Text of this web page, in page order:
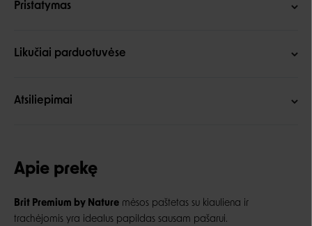
Pristatymas
Likučiai parduotuvėse
Atsiliepimai
Apie prekę
Brit Premium by Nature mėsos paštetas su kiauliena ir
trachėjomis yra idealus papildas sausam pašarui.